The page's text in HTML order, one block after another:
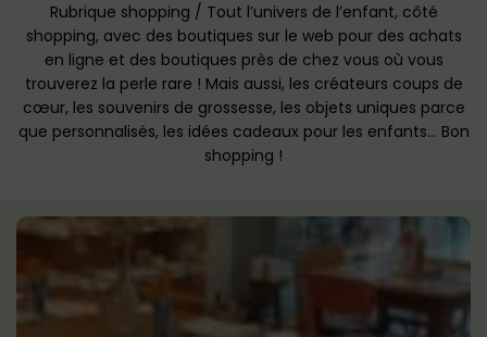
Rubrique shopping / Tout l’univers de l’enfant, côté
shopping, avec des boutiques sur le web pour des achats
en ligne et des boutiques près de chez vous où vous
trouverez la perle rare ! Mais aussi, les créateurs coups de
cœur, les souvenirs de grossesse, les objets uniques parce
que personnalisés, les idées cadeaux pour les enfants… Bon
shopping !